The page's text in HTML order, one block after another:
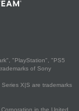
"PlayStation", "PS5
of Sony
X|S are trademarks
in the United